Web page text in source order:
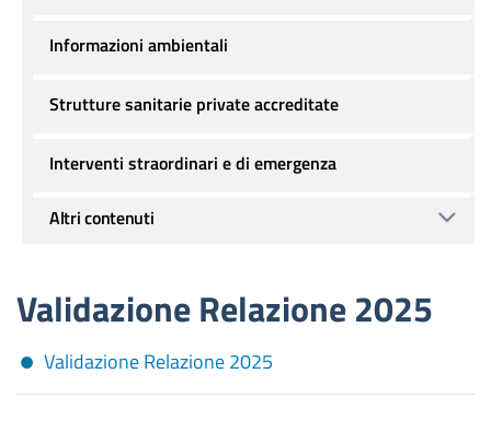
Validazione Relazione 2025
Validazione Relazione 2025
Informazioni ambientali
Strutture sanitarie private accreditate
Interventi straordinari e di emergenza
Altri contenuti